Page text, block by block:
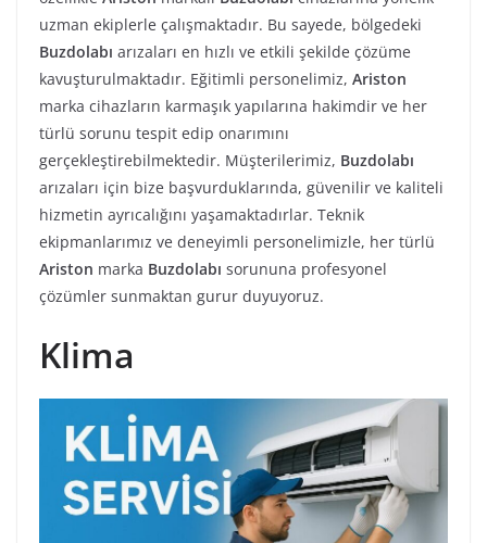
uzman ekiplerle çalışmaktadır. Bu sayede, bölgedeki
Buzdolabı arızaları en hızlı ve etkili şekilde çözüme
kavuşturulmaktadır. Eğitimli personelimiz, Ariston
marka cihazların karmaşık yapılarına hakimdir ve her
türlü sorunu tespit edip onarımını
gerçekleştirebilmektedir. Müşterilerimiz, Buzdolabı
arızaları için bize başvurduklarında, güvenilir ve kaliteli
hizmetin ayrıcalığını yaşamaktadırlar. Teknik
ekipmanlarımız ve deneyimli personelimizle, her türlü
Ariston marka Buzdolabı sorununa profesyonel
çözümler sunmaktan gurur duyuyoruz.
Klima